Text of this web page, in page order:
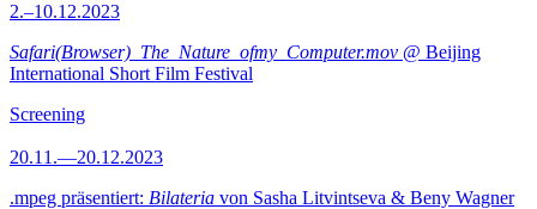
2.–10.12.2023
Safari(Browser)_The_Nature_ofmy_Computer.mov @ Beijing
International Short Film Festival
Screening
20.11.—20.12.2023
.mpeg präsentiert: Bilateria von Sasha Litvintseva & Beny Wagner